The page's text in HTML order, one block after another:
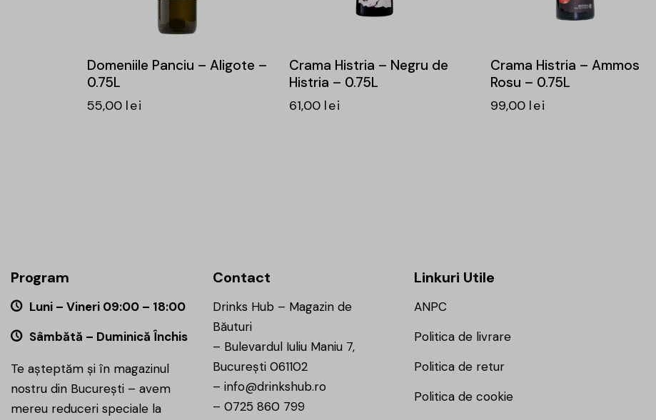
Domeniile Panciu – Aligote –
0.75L
55,00 lei
Crama Histria – Negru de
Histria – 0.75L
61,00 lei
Crama Histria – Ammos
Rosu – 0.75L
99,00 lei
Program
Luni – Vineri 09:00 – 18:00
Sâmbătă – Duminică Închis
Te așteptăm și în magazinul
nostru din București – avem
mereu reduceri speciale la
Contact
Drinks Hub – Magazin de
Băuturi
– Bulevardul Iuliu Maniu 7,
București 061102
– info@drinkshub.ro
– 0725 860 799
Linkuri Utile
ANPC
Politica de livrare
Politica de retur
Politica de cookie